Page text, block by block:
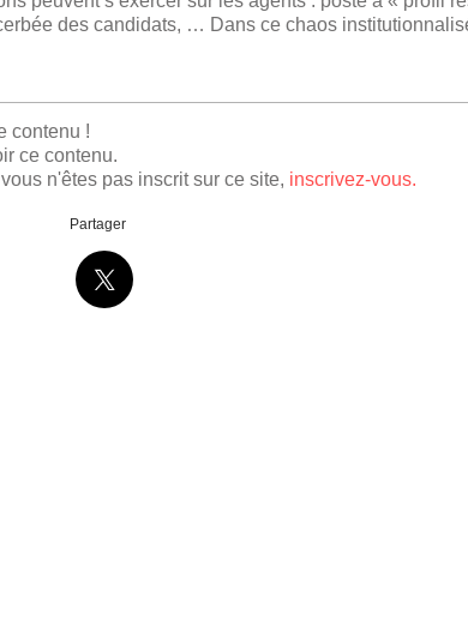
des candidats, … Dans ce chaos
contenu !
ce contenu.
n'êtes pas inscrit sur ce site, inscrivez-vous.
Partager